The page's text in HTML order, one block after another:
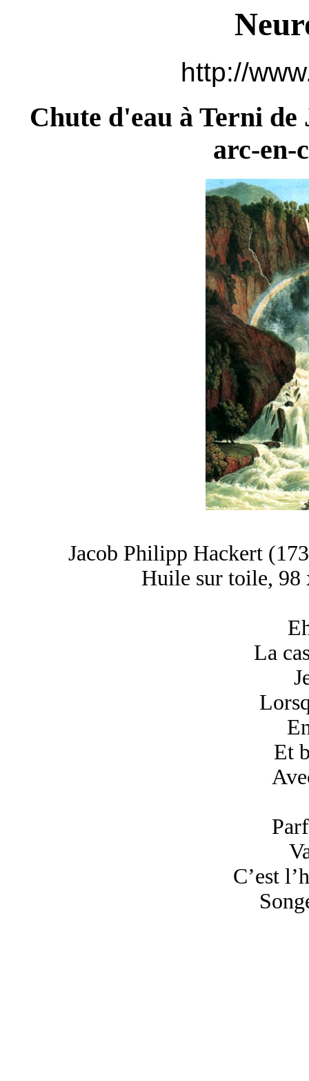
http://
Chute d'eau à Terni
arc-en-
Jacob Philipp Hackert
Huile sur toile, 98
La
Et
C’est